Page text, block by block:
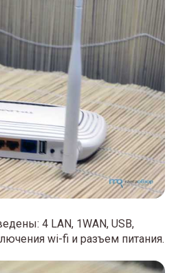
4 LAN, 1WAN, USB,
wi-fi и разъем питания.